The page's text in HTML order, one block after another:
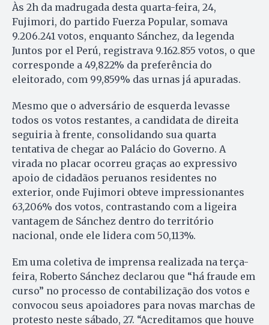
Às 2h da madrugada desta quarta-feira, 24,
Fujimori, do partido Fuerza Popular, somava
9.206.241 votos, enquanto Sánchez, da legenda
Juntos por el Perú, registrava 9.162.855 votos, o que
corresponde a 49,822% da preferência do
eleitorado, com 99,859% das urnas já apuradas.
Mesmo que o adversário de esquerda levasse
todos os votos restantes, a candidata de direita
seguiria à frente, consolidando sua quarta
tentativa de chegar ao Palácio do Governo. A
virada no placar ocorreu graças ao expressivo
apoio de cidadãos peruanos residentes no
exterior, onde Fujimori obteve impressionantes
63,206% dos votos, contrastando com a ligeira
vantagem de Sánchez dentro do território
nacional, onde ele lidera com 50,113%.
Em uma coletiva de imprensa realizada na terça-
feira, Roberto Sánchez declarou que “há fraude em
curso” no processo de contabilização dos votos e
convocou seus apoiadores para novas marchas de
protesto neste sábado, 27. “Acreditamos que houve